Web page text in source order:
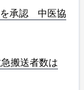
を承認 中医協
搬送者数は